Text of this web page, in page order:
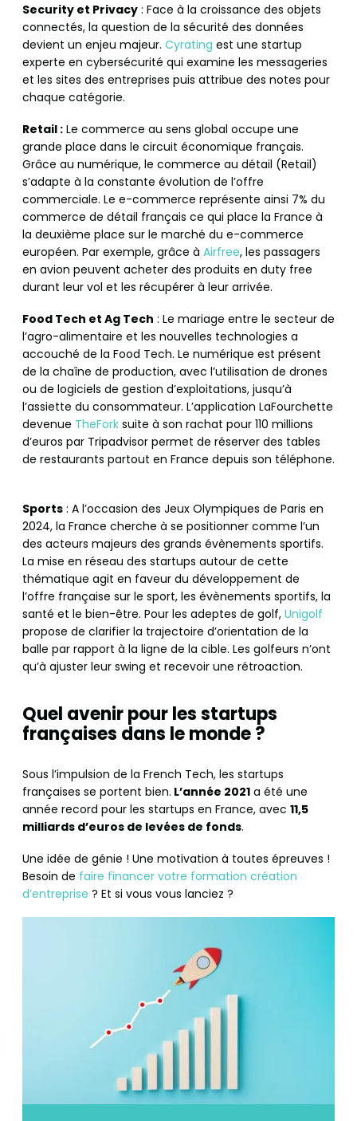
Security et Privacy : Face à la croissance des objets
connectés, la question de la sécurité des données
devient un enjeu majeur. Cyrating est une startup
experte en cybersécurité qui examine les messageries
et les sites des entreprises puis attribue des notes pour
chaque catégorie.
Retail : Le commerce au sens global occupe une
grande place dans le circuit économique français.
Grâce au numérique, le commerce au détail (Retail)
s’adapte à la constante évolution de l’offre
commerciale. Le e-commerce représente ainsi 7% du
commerce de détail français ce qui place la France à
la deuxième place sur le marché du e-commerce
européen. Par exemple, grâce à Airfree, les passagers
en avion peuvent acheter des produits en duty free
durant leur vol et les récupérer à leur arrivée.
Food Tech et Ag Tech : Le mariage entre le secteur de
l’agro-alimentaire et les nouvelles technologies a
accouché de la Food Tech. Le numérique est présent
de la chaîne de production, avec l’utilisation de drones
ou de logiciels de gestion d’exploitations, jusqu’à
l’assiette du consommateur. L’application LaFourchette
devenue TheFork suite à son rachat pour 110 millions
d’euros par Tripadvisor permet de réserver des tables
de restaurants partout en France depuis son téléphone.
Sports : A l’occasion des Jeux Olympiques de Paris en
2024, la France cherche à se positionner comme l’un
des acteurs majeurs des grands évènements sportifs.
La mise en réseau des startups autour de cette
thématique agit en faveur du développement de
l’offre française sur le sport, les évènements sportifs, la
santé et le bien-être. Pour les adeptes de golf, Unigolf
propose de clarifier la trajectoire d’orientation de la
balle par rapport à la ligne de la cible. Les golfeurs n’ont
qu’à ajuster leur swing et recevoir une rétroaction.
Quel avenir pour les startups
françaises dans le monde ?
Sous l’impulsion de la French Tech, les startups
françaises se portent bien. L’année 2021 a été une
année record pour les startups en France, avec 11,5
milliards d’euros de levées de fonds.
Une idée de génie ! Une motivation à toutes épreuves !
Besoin de faire financer votre formation création
d’entreprise ? Et si vous vous lanciez ?